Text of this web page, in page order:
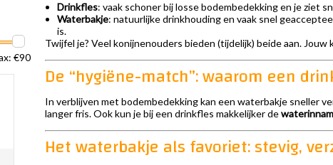
€90
Drinkfles: vaak schoner bij losse bodembedekking en je ziet
Waterbakje: natuurlijke drinkhouding en vaak snel
is.
Twijfel je? Veel konijnenouders bieden (tijdelijk) beide aan.
De “hygiëne-match”: waarom een
In verblijven met bodembedekking kan een waterbakje sneller
langer fris. Ook kun je bij een drinkfles makkelijker de
Het waterbakje als favoriet: stevig,